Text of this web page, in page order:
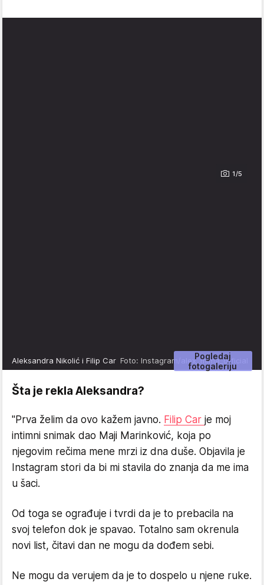
1/5
Pogledaj
fotogaleriju
Aleksandra Nikolić i Filip Car Foto: Instagram/alex_mima_official
Šta je rekla Aleksandra?
"Prva želim da ovo kažem javno. Filip Car je moj
intimni snimak dao Maji Marinković, koja po
njegovim rečima mene mrzi iz dna duše. Objavila je
Instagram stori da bi mi stavila do znanja da me ima
u šaci.
Od toga se ograđuje i tvrdi da je to prebacila na
svoj telefon dok je spavao. Totalno sam okrenula
novi list, čitavi dan ne mogu da dođem sebi.
Ne mogu da verujem da je to dospelo u njene ruke.